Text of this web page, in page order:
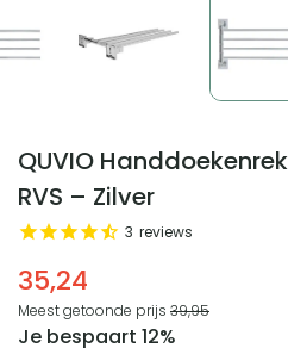
QUVIO
RVS – Zilver
35,24
3 reviews
Meest getoonde prijs 39,95
Je bespaart 12%